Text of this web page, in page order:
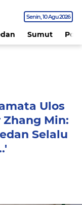
Senin 10 Agu 2026
Sumut
Ulos
Zhang Min:
Selalu